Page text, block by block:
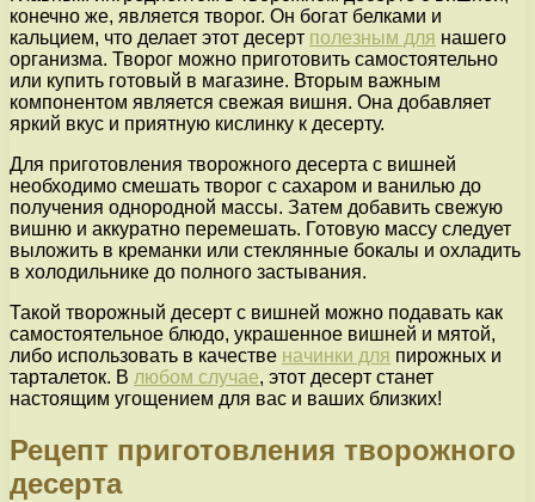
конечно же, является творог. Он богат белками и
кальцием, что делает этот десерт полезным для нашего
организма. Творог можно приготовить самостоятельно
или купить готовый в магазине. Вторым важным
компонентом является свежая вишня. Она добавляет
яркий вкус и приятную кислинку к десерту.
Для приготовления творожного десерта с вишней
необходимо смешать творог с сахаром и ванилью до
получения однородной массы. Затем добавить свежую
вишню и аккуратно перемешать. Готовую массу следует
выложить в креманки или стеклянные бокалы и охладить
в холодильнике до полного застывания.
Такой творожный десерт с вишней можно подавать как
самостоятельное блюдо, украшенное вишней и мятой,
либо использовать в качестве начинки для пирожных и
тарталеток. В любом случае, этот десерт станет
настоящим угощением для вас и ваших близких!
Рецепт приготовления творожного
десерта